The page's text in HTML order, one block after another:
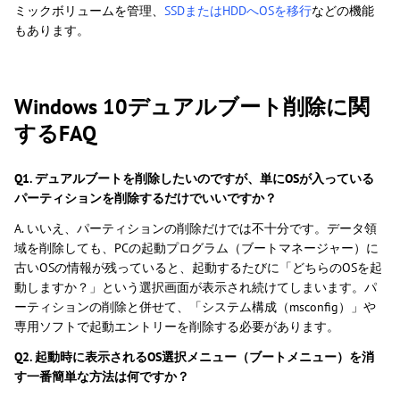
ミックボリュームを管理、 SSDまたはHDDへOSを移行などの機能
もあります。
Windows 10デュアルブート削除に関
するFAQ
Q1. デュアルブートを削除したいのですが、単にOSが入っている
パーティションを削除するだけでいいですか？
A. いいえ、パーティションの削除だけでは不十分です。データ領
域を削除しても、PCの起動プログラム（ブートマネージャー）に
古いOSの情報が残っていると、起動するたびに「どちらのOSを起
動しますか？」という選択画面が表示され続けてしまいます。パ
ーティションの削除と併せて、「システム構成（msconfig）」や
専用ソフトで起動エントリーを削除する必要があります。
Q2. 起動時に表示されるOS選択メニュー（ブートメニュー）を消
す一番簡単な方法は何ですか？